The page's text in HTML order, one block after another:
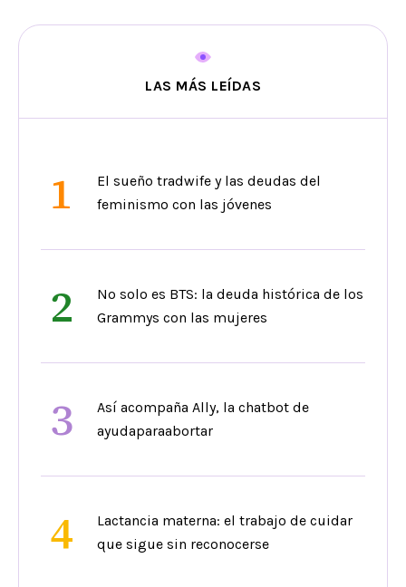
LAS MÁS LEÍDAS
1
El sueño tradwife y las deudas del
feminismo con las jóvenes
2
No solo es BTS: la deuda histórica de los
Grammys con las mujeres
3
Así acompaña Ally, la chatbot de
ayudaparaabortar
4
Lactancia materna: el trabajo de cuidar
que sigue sin reconocerse